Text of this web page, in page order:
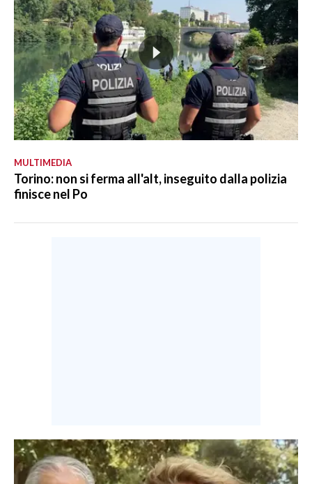
MULTIMEDIA
Torino: non si ferma all'alt, inseguito dalla polizia
finisce nel Po